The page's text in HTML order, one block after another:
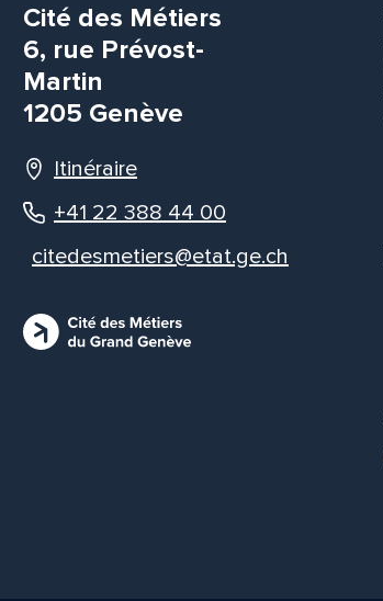
Cité des Métiers
6, rue Prévost-
Martin
1205 Genève
Itinéraire
+41 22 388 44 00
citedesmetiers@etat.ge.ch